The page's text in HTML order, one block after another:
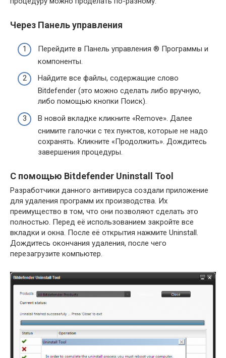
Через Панель управления
Перейдите в Панель управления ® Программы и
компоненты.
Найдите все файлы, содержащие слово
Bitdefender (это можно сделать либо вручную,
либо помощью кнопки Поиск).
В новой вкладке кликните «Remove». Далее
снимите галочки с тех пунктов, которые не надо
сохранять. Кликните «Продолжить». Дождитесь
завершения процедуры.
С помощью Bitdefender Uninstall Tool
Разработчики данного антивируса создали приложение
для удаления программ их производства. Их
преимущество в том, что они позволяют сделать это
полностью. Перед её использованием закройте все
вкладки и окна. После её открытия нажмите Uninstall.
Дождитесь окончания удаления, после чего
перезагрузите компьютер.